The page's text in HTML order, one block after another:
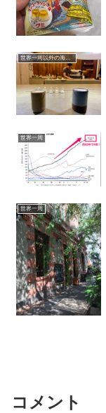
世界一周以外の海外旅行記
世界一周
世界一周
コメント